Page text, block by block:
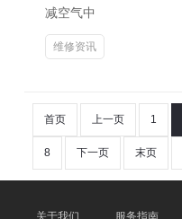
减空气中
维修资讯
首页 上一页 1
8 下一页 末页
关于我们 服务指南